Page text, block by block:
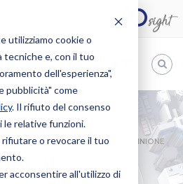
utilizziamo cookie o
tecniche e, con il tuo
dell'esperienza",
pubblicità" come
. Il rifiuto del consenso
le relative funzioni.
o revocare il tuo
acconsentire all'utilizzo di
IL COPYRIGHT NON È UN’OPINIONE
il